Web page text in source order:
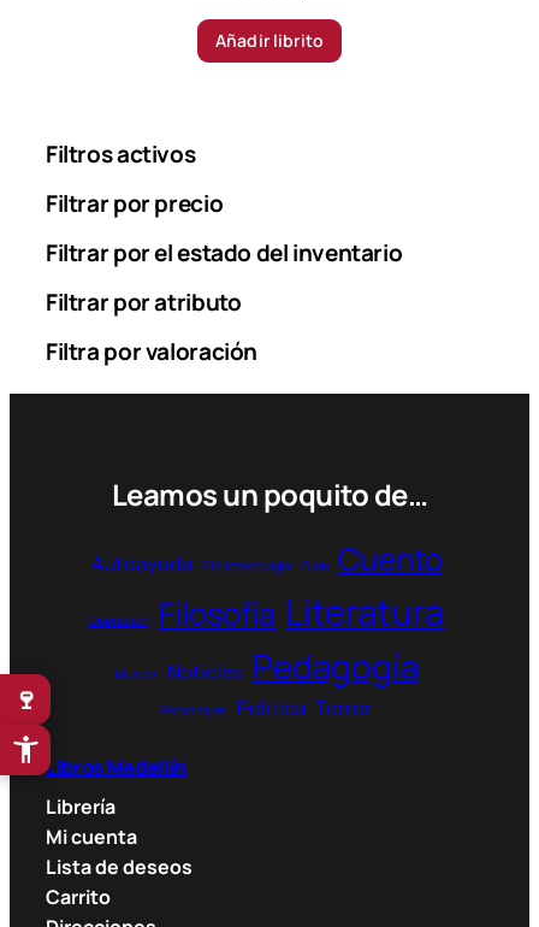
Añadir librito
Filtros activos
Filtrar por precio
Filtrar por el estado del inventario
Filtrar por atributo
Filtra por valoración
Leamos un poquito de…
Autoayuda Bibliotecología Cine Cuento
Depresión Filosofía Literatura
Música Noticias Pedagogía
Personajes Política Terror
Libros Medellín
Librería
Mi cuenta
Lista de deseos
Carrito
🍷